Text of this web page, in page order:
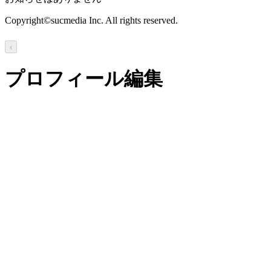
Copyright©sucmedia Inc. All rights reserved.
‹
プロフィール編集